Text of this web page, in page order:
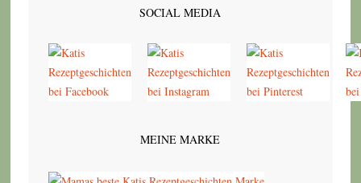
SOCIAL MEDIA
MEINE MARKE